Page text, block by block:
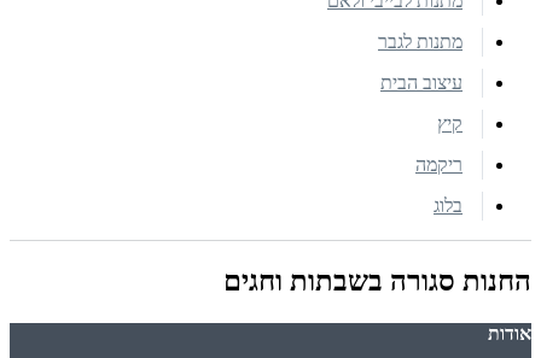
מתנות לגבר
עיצוב הבית
קיץ
ריקמה
בלוג
החנות סגורה בשבתות וחגים
אודות